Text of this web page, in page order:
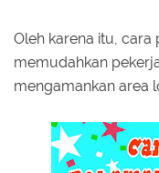
Oleh karena itu,
memudahkan
mengamankan area